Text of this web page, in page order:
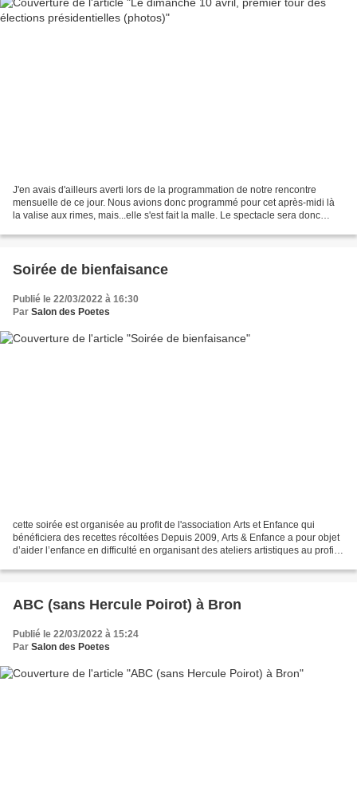
J'en avais d'ailleurs averti lors de la programmation de notre rencontre
mensuelle de ce jour. Nous avions donc programmé pour cet après-midi là
la valise aux rimes, mais...elle s'est fait la malle. Le spectacle sera donc
Soirée de bienfaisance
Publié le 22/03/2022 à 16:30
Par Salon des Poetes
cette soirée est organisée au profit de l'association Arts et Enfance qui
bénéficiera des recettes récoltées Depuis 2009, Arts & Enfance a pour objet
d’aider l’enfance en difficulté en organisant des ateliers artistiques au profit
ABC (sans Hercule Poirot) à Bron
Publié le 22/03/2022 à 15:24
Par Salon des Poetes